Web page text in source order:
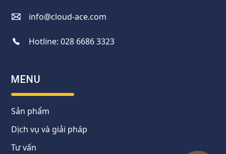
info@cloud-ace.com
Hotline:028 6686 3323
MENU
Sản phẩm
Dịch vụ và giải pháp
Tư vấn